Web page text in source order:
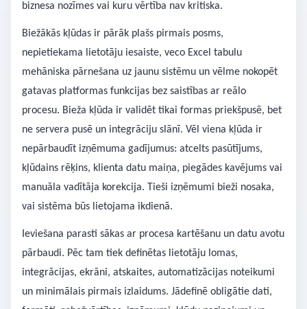
biznesa nozīmes vai kuru vērtība nav kritiska.
Biežākās kļūdas ir pārāk plašs pirmais posms,
nepietiekama lietotāju iesaiste, veco Excel tabulu
mehāniska pārnešana uz jaunu sistēmu un vēlme nokopēt
gatavas platformas funkcijas bez saistības ar reālo
procesu. Bieža kļūda ir validēt tikai formas priekšpusē, bet
ne servera pusē un integrāciju slānī. Vēl viena kļūda ir
nepārbaudīt izņēmuma gadījumus: atcelts pasūtījums,
kļūdains rēķins, klienta datu maiņa, piegādes kavējums vai
manuāla vadītāja korekcija. Tieši izņēmumi bieži nosaka,
vai sistēma būs lietojama ikdienā.
Ieviešana parasti sākas ar procesa kartēšanu un datu avotu
pārbaudi. Pēc tam tiek definētas lietotāju lomas,
integrācijas, ekrāni, atskaites, automatizācijas noteikumi
un minimālais pirmais izlaidums. Jādefinē obligātie dati,